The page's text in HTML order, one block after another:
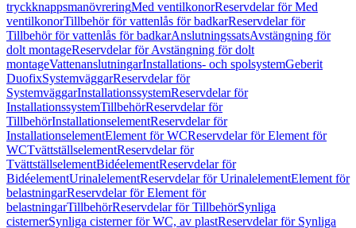
tryckknappsmanövreringMed ventilkonorReservdelar för Med
ventilkonorTillbehör för vattenlås för badkarReservdelar för
Tillbehör för vattenlås för badkarAnslutningssatsAvstängning för
dolt montageReservdelar för Avstängning för dolt
montageVattenanslutningarInstallations- och spolsystemGeberit
DuofixSystemväggarReservdelar för
SystemväggarInstallationssystemReservdelar för
InstallationssystemTillbehörReservdelar för
TillbehörInstallationselementReservdelar för
InstallationselementElement för WCReservdelar för Element för
WCTvättställselementReservdelar för
TvättställselementBidéelementReservdelar för
BidéelementUrinalelementReservdelar för UrinalelementElement för
belastningarReservdelar för Element för
belastningarTillbehörReservdelar för TillbehörSynliga
cisternerSynliga cisterner för WC, av plastReservdelar för Synliga